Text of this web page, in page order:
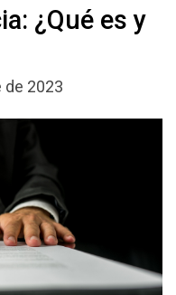
¿Qué es y
de 2023